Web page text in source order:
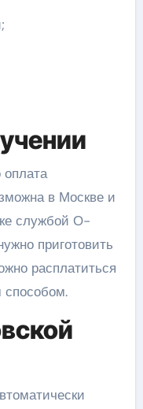
оплата
в Москве и
службой О-
приготовить
расплатиться